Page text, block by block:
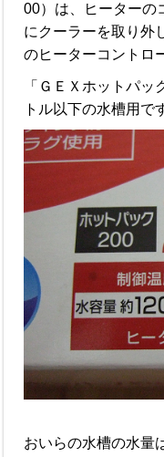
00）は、ヒーターの
にクーラーを取り外
のヒーターコントロ
「ＧＥＸホットパ
トル以下の水槽用で
おいらの水槽の水量